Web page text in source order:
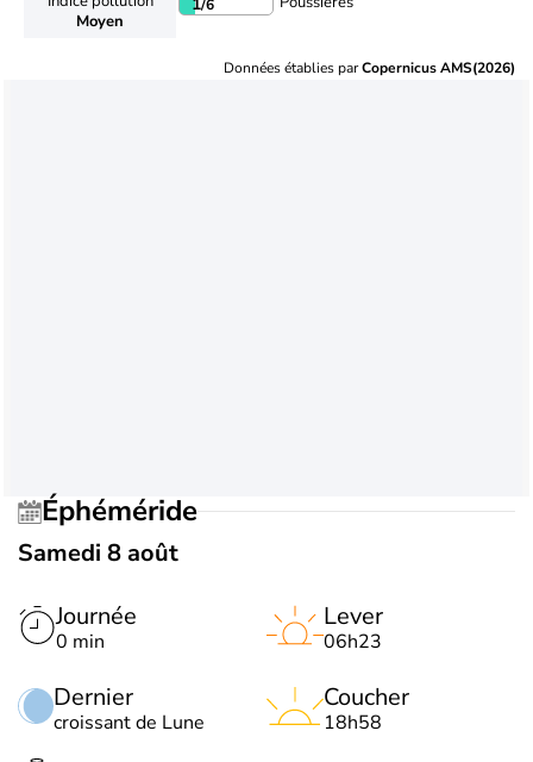
Moyen
/6
Données établies parCopernicus AMS(2026)
Éphéméride
Samedi 8 août
Journée
0 min
Dernier
croissant de Lune
Lever
06h23
Coucher
18h58